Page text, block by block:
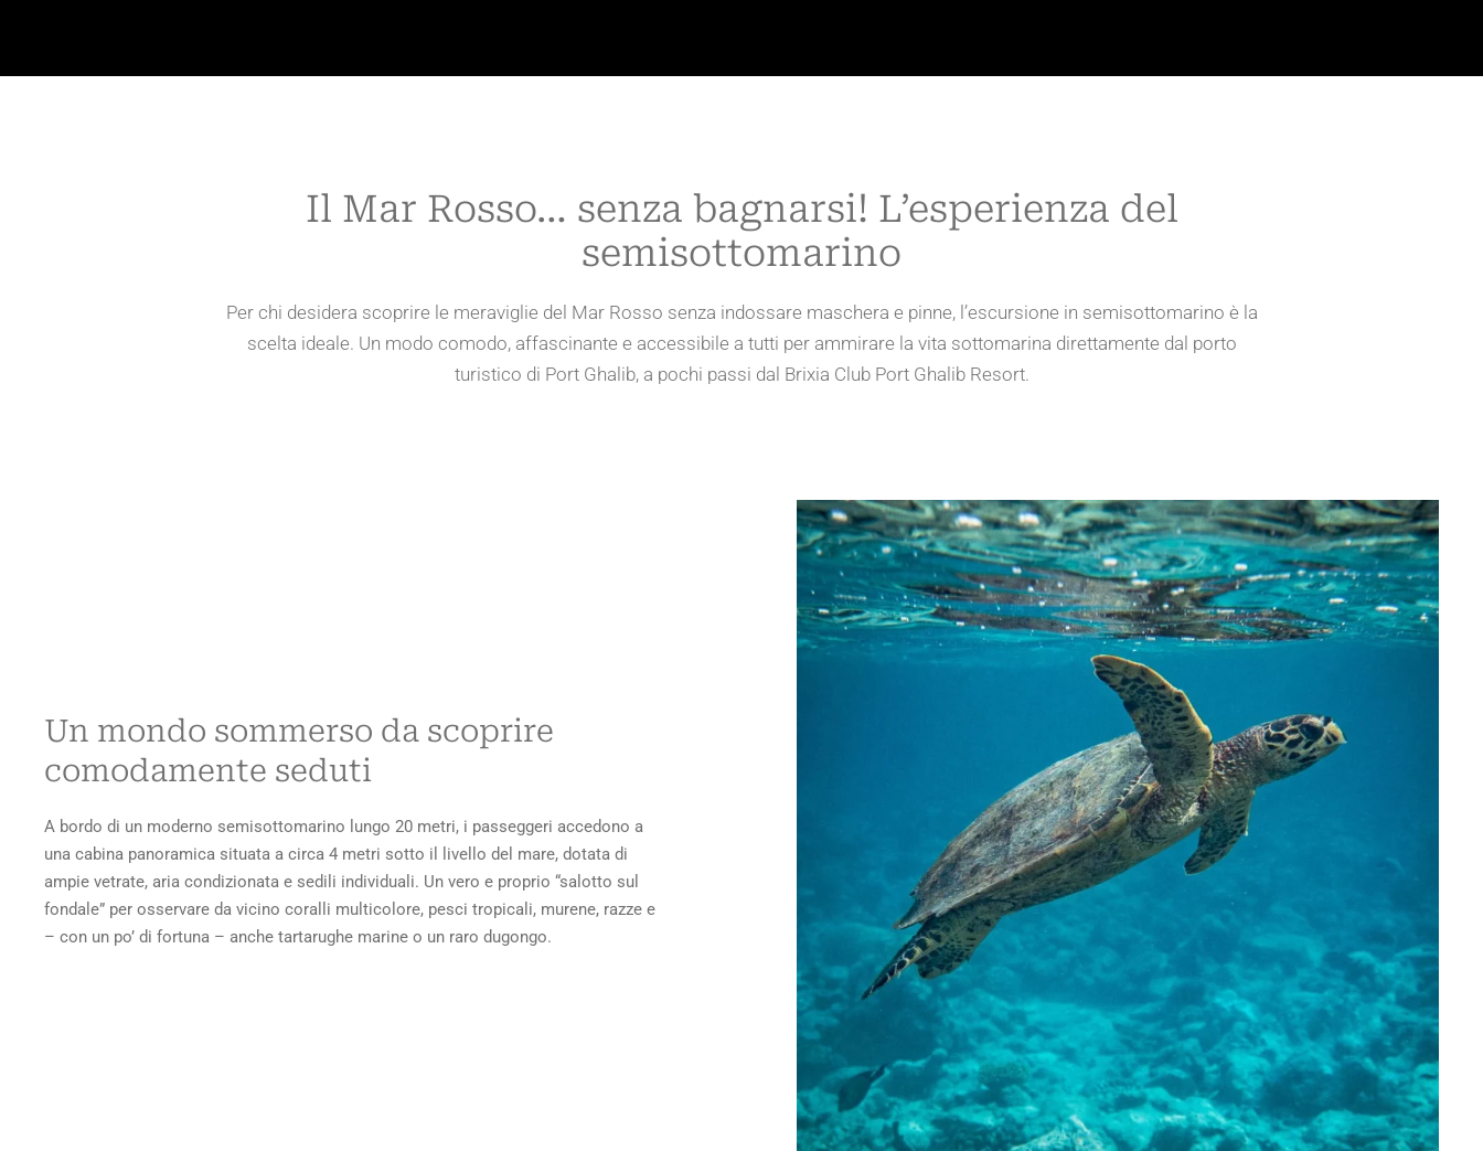
Il Mar Rosso… senza bagnarsi! L’esperienza del
semisottomarino
Per chi desidera scoprire le meraviglie del Mar Rosso senza indossare maschera e pinne, l’escursione in semisottomarino è la
scelta ideale. Un modo comodo, affascinante e accessibile a tutti per ammirare la vita sottomarina direttamente dal porto
turistico di Port Ghalib, a pochi passi dal Brixia Club Port Ghalib Resort.
Un mondo sommerso da scoprire
comodamente seduti
A bordo di un moderno semisottomarino lungo 20 metri, i passeggeri accedono a
una cabina panoramica situata a circa 4 metri sotto il livello del mare, dotata di
ampie vetrate, aria condizionata e sedili individuali. Un vero e proprio “salotto sul
fondale” per osservare da vicino coralli multicolore, pesci tropicali, murene, razze e
– con un po’ di fortuna – anche tartarughe marine o un raro dugongo.